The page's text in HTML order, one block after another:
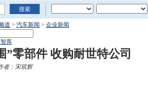
道 > 汽车新闻 > 企业新闻
库
”零部件 收购耐世特公司
者：宋双辉